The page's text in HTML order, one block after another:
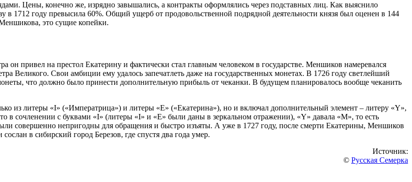
Цены, конечно же, изрядно завышались, а контракты оформлялись через подставных лиц. Как выяснило
в 1712 году превысила 60%. Общий ущерб от продовольственной подрядной деятельности князя был оценен в 144
это сущие копейки.
привел на престол Екатерину и фактически стал главным человеком в государстве. Меншиков намеревался
Великого. Свои амбиции ему удалось запечатлеть даже на государственных монетах. В 1726 году светлейший
что должно было принести дополнительную прибыль от чеканки. В будущем планировалось вообще чеканить
из литеры «I» («Императрица») и литеры «Е» («Екатерина»), но и включал дополнительный элемент – литеру «Y»,
сочленении с буквами «I» (литеры «I» и «E» были даны в зеркальном отражении), «Y» давала «M», то есть
совершенно непригодны для обращения и быстро изъяты. А уже в 1727 году, после смерти Екатерины, Меншиков
в сибирский город Березов, где спустя два года умер.
Источник:
© Русская Семерка